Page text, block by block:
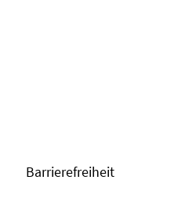
Barrierefreiheit